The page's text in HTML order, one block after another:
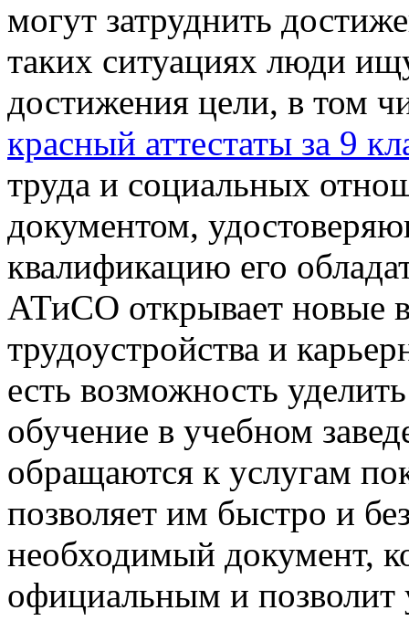
могут затруднить
таких ситуациях люди
достижения цели, в том
красный аттестаты за 9
труда и социальных
документом,
квалификацию его
АТиСО открывает новые
трудоустройства и
есть возможность
обучение в учебном
обращаются к услугам
позволяет им быстро и
необходимый документ,
официальным и позволит